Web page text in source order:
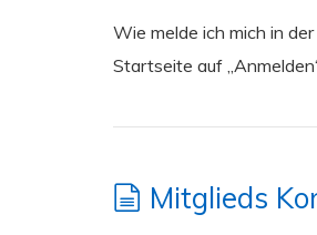
Wie melde ich mich in
Startseite auf
Mitglieds